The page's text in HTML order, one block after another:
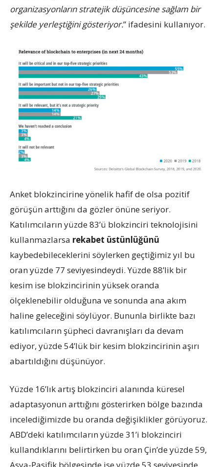
organizasyonların stratejik düşüncesine sağlam bir
şekilde yerleştiğini gösteriyor.” ifadesini kullanıyor.
Anket blokzincirine yönelik hafif de olsa pozitif
görüşün arttığını da gözler önüne seriyor.
Katılımcıların yüzde 83’ü blokzinciri teknolojisini
kullanmazlarsa rekabet üstünlüğünü
kaybedebileceklerini söylerken geçtiğimiz yıl bu
oran yüzde 77 seviyesindeydi. Yüzde 88’lik bir
kesim ise blokzincirinin yüksek oranda
ölçeklenebilir olduğuna ve sonunda ana akım
haline geleceğini söylüyor. Bununla birlikte bazı
katılımcıların şüpheci davranışları da devam
ediyor, yüzde 54’lük bir kesim blokzincirinin aşırı
abartıldığını düşünüyor.
Yüzde 16’lık artış blokzinciri alanında küresel
adaptasyonun arttığını gösterirken bölge bazında
incelediğimizde bu oranda değişiklikler görüyoruz.
ABD’deki katılımcıların yüzde 31’i blokzinciri
kullandıklarını belirtirken bu oran Çin’de yüzde 59,
Asya-Pasifik bölgesinde ise yüzde 53 seviyesinde.